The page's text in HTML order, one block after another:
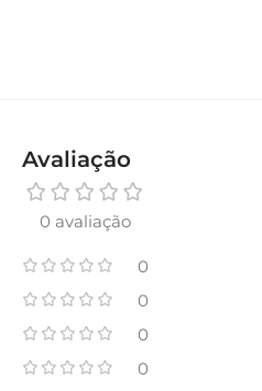
Avaliação
0 avaliação
0
0
0
0